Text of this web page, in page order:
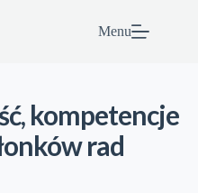
Menu
kompetencje
rad